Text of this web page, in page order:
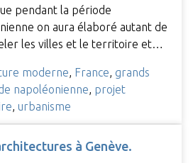
pendant la période
on aura élaboré autant de
les villes et le territoire et…
moderne France grands
napoléonienne projet
urbanisme
à Genève.